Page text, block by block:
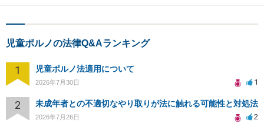
児童ポルノの法律Q&Aランキング
1 児童ポルノ法適用について
2026年7月30日 1
2 未成年者との不適切なやり取りが法に触れる可能性と対処法
2026年7月26日 2